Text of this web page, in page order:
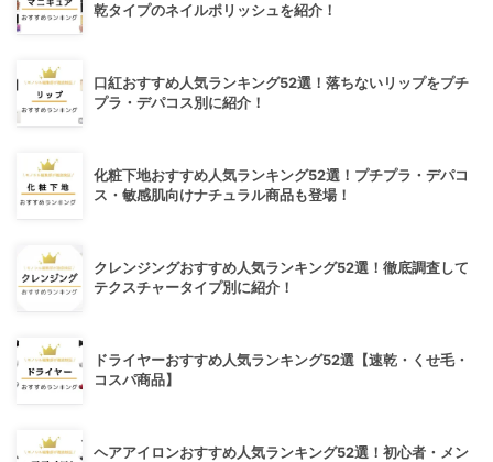
乾タイプのネイルポリッシュを紹介！
口紅おすすめ人気ランキング52選！落ちないリップをプチ
プラ・デパコス別に紹介！
化粧下地おすすめ人気ランキング52選！プチプラ・デパコ
ス・敏感肌向けナチュラル商品も登場！
クレンジングおすすめ人気ランキング52選！徹底調査して
テクスチャータイプ別に紹介！
ドライヤーおすすめ人気ランキング52選【速乾・くせ毛・
コスパ商品】
ヘアアイロンおすすめ人気ランキング52選！初心者・メン